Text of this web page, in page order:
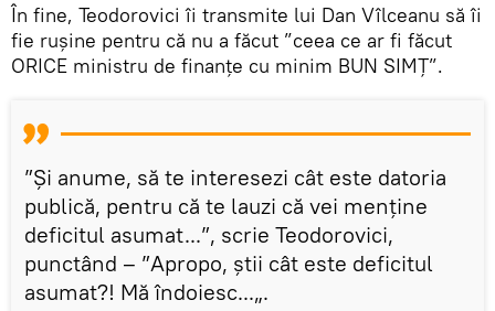
În fine, Teodorovici îi transmite lui Dan Vîlceanu să îi
fie rușine pentru că nu a făcut ”ceea ce ar fi făcut
ORICE ministru de finanțe cu minim BUN SIMȚ”.
”Și anume, să te interesezi cât este datoria
publică, pentru că te lauzi că vei menține
deficitul asumat...”, scrie Teodorovici,
punctând – ”Apropo, știi cât este deficitul
asumat?! Mă îndoiesc...„.